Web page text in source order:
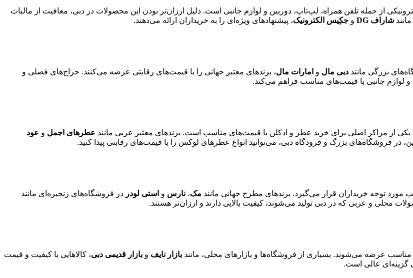
از جمله تلفن همراه، لپ‌تاپ، دوربین و لوازم جانبی است. دلیل ارزان‌تر بودن این محصولات در دبی، معافیت از مالیات
شاراف DG و جکِیس الکترونیک، پیشنهادهای ویژه‌ای را به خریداران ارائه می‌دهند.
بزرگی مانند دبی مال و امارات مال، برندهای معتبر جهانی را با قیمت‌های رقابتی عرضه می‌کنند. حراج‌های فصلی و
جانبی با قیمت‌های مناسب فراهم می‌کند.
از مراکز اصلی برای خرید عطر و ادکلن با قیمت‌های مناسب است. برندهای معتبر عربی مانند عطرهای اجمل و عود
فروشگاه‌های بزرگ و فرودگاه دبی، می‌توانید انواع عطرهای لوکس را با قیمت‌های رقابتی پیدا کنید.
توجه خریداران قرار می‌گیرد. برندهای مطرح جهانی مانند مک، نارس و استی لودر در فروشگاه‌های زنجیره‌ای مانند
محلی و عربی که در دبی تولید می‌شوند، کیفیت بالایی دارند و ارزان‌تر هستند.
عرضه می‌شوند. بسیاری از فروشگاه‌ها و بازارهای محلی، مانند بازار نایف و بازار قدیمی دبی، کالاهایی با کیفیت و قیمت
گزینه‌ای عالی است.